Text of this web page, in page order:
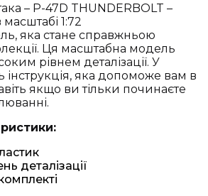
– P-47D THUNDERBOLT –
1:72
яка стане справжньою
Ця масштабна модель
рівнем деталізації. У
інструкція, яка допоможе вам в
якщо ви тільки починаєте
деталізації